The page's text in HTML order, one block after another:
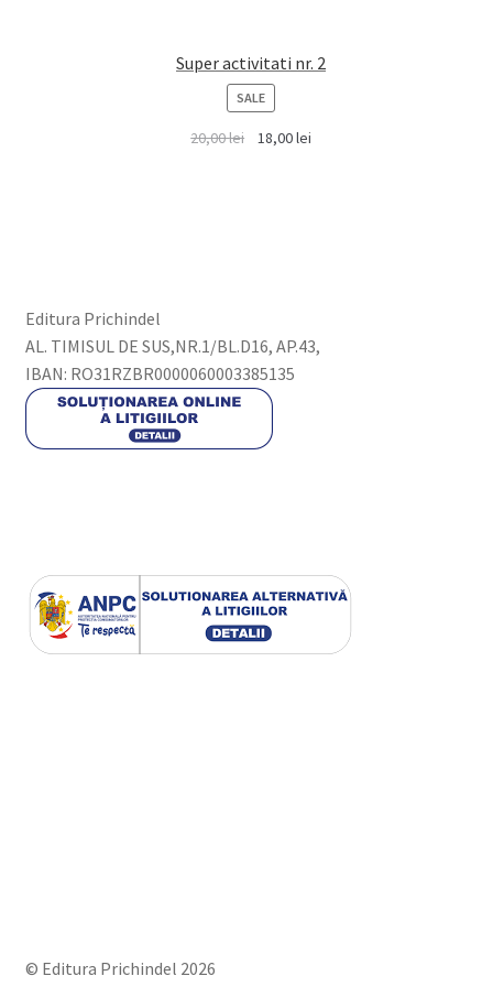
Super activitati nr. 2
SALEPRODUCT
ON
SALE
20,00lei 18,00lei
Editura Prichindel
AL. TIMISUL DE SUS,NR.1/BL.D16, AP.43,
IBAN: RO31RZBR0000060003385135
© Editura Prichindel 2026